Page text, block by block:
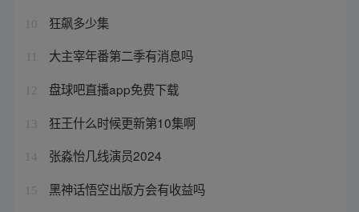
10 狂飙多少集
大主宰年番第二季有消息吗
12 盘球吧直播app免费下载
13 狂王什么时候更新第10集啊
14 张淼怡几线演员2024
15 黑神话悟空出版方会有收益吗